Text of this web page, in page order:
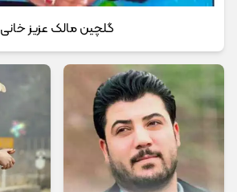
گلچین مالک عزیز خانی